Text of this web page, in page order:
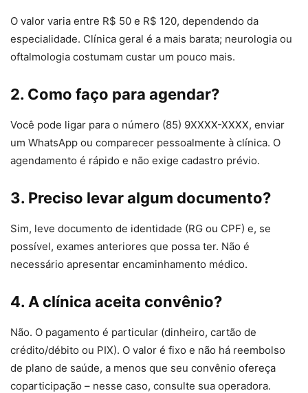
O valor varia entre R$ 50 e R$ 120, dependendo da
especialidade. Clínica geral é a mais barata; neurologia ou
oftalmologia costumam custar um pouco mais.
2. Como faço para agendar?
Você pode ligar para o número (85) 9XXXX-XXXX, enviar
um WhatsApp ou comparecer pessoalmente à clínica. O
agendamento é rápido e não exige cadastro prévio.
3. Preciso levar algum documento?
Sim, leve documento de identidade (RG ou CPF) e, se
possível, exames anteriores que possa ter. Não é
necessário apresentar encaminhamento médico.
4. A clínica aceita convênio?
Não. O pagamento é particular (dinheiro, cartão de
crédito/débito ou PIX). O valor é fixo e não há reembolso
de plano de saúde, a menos que seu convênio ofereça
coparticipação – nesse caso, consulte sua operadora.